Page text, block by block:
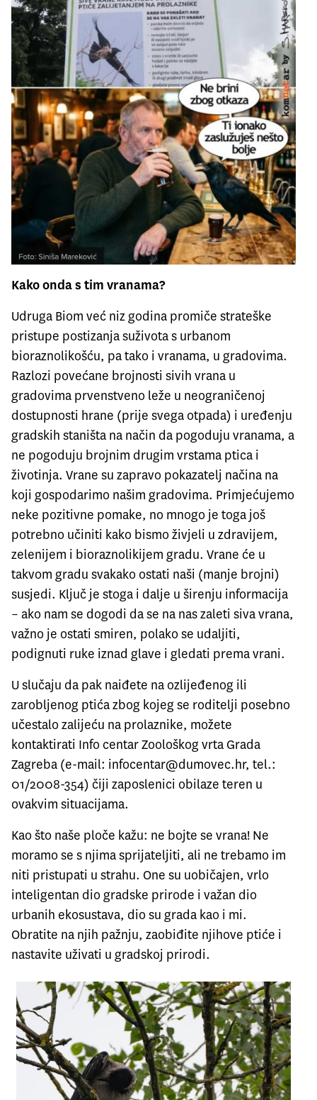
Kako onda s tim vranama?
Udruga Biom već niz godina promiče strateške
pristupe postizanja suživota s urbanom
bioraznolikošću, pa tako i vranama, u gradovima.
Razlozi povećane brojnosti sivih vrana u
gradovima prvenstveno leže u neograničenoj
dostupnosti hrane (prije svega otpada) i uređenju
gradskih staništa na način da pogoduju vranama, a
ne pogoduju brojnim drugim vrstama ptica i
životinja. Vrane su zapravo pokazatelj načina na
koji gospodarimo našim gradovima. Primjećujemo
neke pozitivne pomake, no mnogo je toga još
potrebno učiniti kako bismo živjeli u zdravijem,
zelenijem i bioraznolikijem gradu. Vrane će u
takvom gradu svakako ostati naši (manje brojni)
susjedi. Ključ je stoga i dalje u širenju informacija
– ako nam se dogodi da se na nas zaleti siva vrana,
važno je ostati smiren, polako se udaljiti,
podignuti ruke iznad glave i gledati prema vrani.
U slučaju da pak naiđete na ozlijeđenog ili
zarobljenog ptića zbog kojeg se roditelji posebno
učestalo zalijeću na prolaznike, možete
kontaktirati Info centar Zoološkog vrta Grada
Zagreba (e-mail: infocentar@dumovec.hr, tel.:
01/2008-354) čiji zaposlenici obilaze teren u
ovakvim situacijama.
Kao što naše ploče kažu: ne bojte se vrana! Ne
moramo se s njima sprijateljiti, ali ne trebamo im
niti pristupati u strahu. One su uobičajen, vrlo
inteligentan dio gradske prirode i važan dio
urbanih ekosustava, dio su grada kao i mi.
Obratite na njih pažnju, zaobiđite njihove ptiće i
nastavite uživati u gradskoj prirodi.